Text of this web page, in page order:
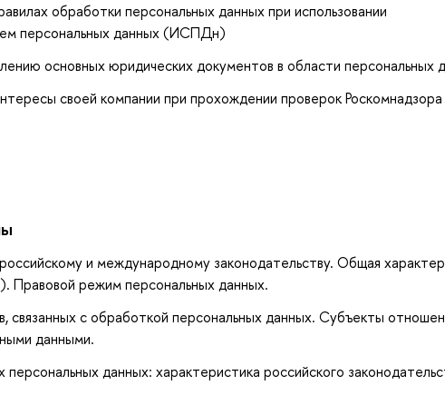
обработки персональных данных при использовании
персональных данных (ИСПДн)
основных юридических документов в области персональных
своей компании при прохождении проверок
и международному законодательству. Общая
Правовой режим персональных данных.
связанных с обработкой персональных данных. Субъекты
данными.
данных: характеристика российского